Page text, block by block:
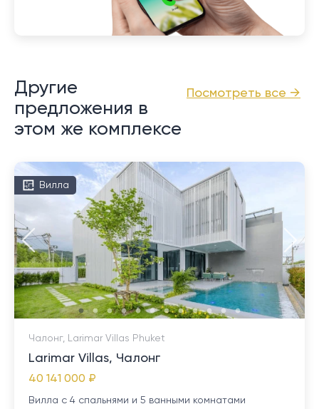
Посмотреть все →
Другие
предложения в
этом же комплексе
Вилла
Чалонг, Larimar Villas Phuket
Larimar Villas, Чалонг
40 141 000 ₽
Вилла с 4 спальнями и 5 ванными комнатами